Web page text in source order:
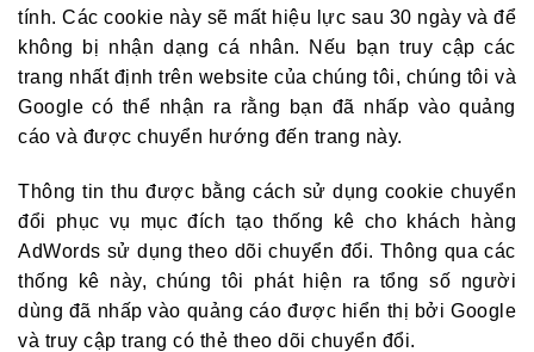
tính. Các cookie này sẽ mất hiệu lực sau 30 ngày và để
không bị nhận dạng cá nhân. Nếu bạn truy cập các
trang nhất định trên website của chúng tôi, chúng tôi và
Google có thể nhận ra rằng bạn đã nhấp vào quảng
cáo và được chuyển hướng đến trang này.
Thông tin thu được bằng cách sử dụng cookie chuyển
đổi phục vụ mục đích tạo thống kê cho khách hàng
AdWords sử dụng theo dõi chuyển đổi. Thông qua các
thống kê này, chúng tôi phát hiện ra tổng số người
dùng đã nhấp vào quảng cáo được hiển thị bởi Google
và truy cập trang có thẻ theo dõi chuyển đổi.